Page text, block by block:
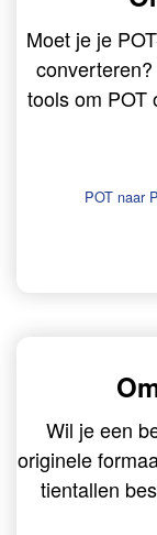
Moet je je
tools om POT
POT naar
Wil je een
originele
tientallen